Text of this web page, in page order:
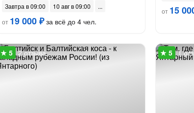
Завтра в 09:00
10 авг в 09:00
от 19 000 ₽за всё до 4 чел.
от 15
2 отзыва 1